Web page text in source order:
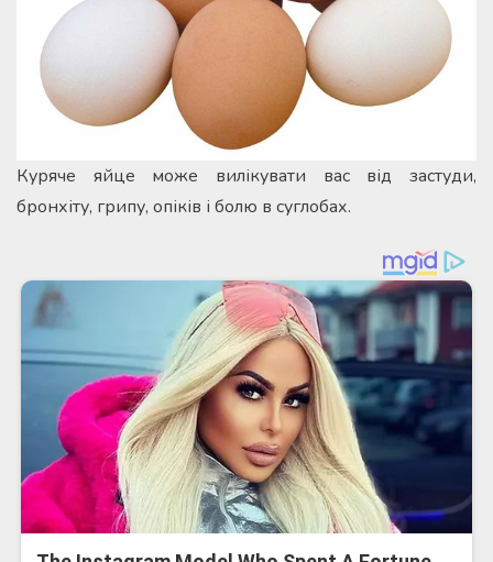
Куряче яйце може вилікувати вас від застуди,
бронхіту, грипу, опіків і болю в суглобах.